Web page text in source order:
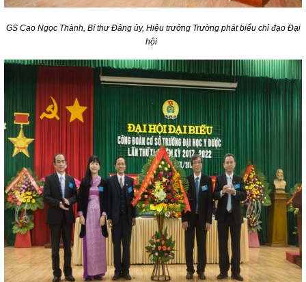
GS Cao Ngọc Thành, Bí thư Đảng ủy, Hiệu trưởng Trường phát biểu chỉ đạo Đại
hội